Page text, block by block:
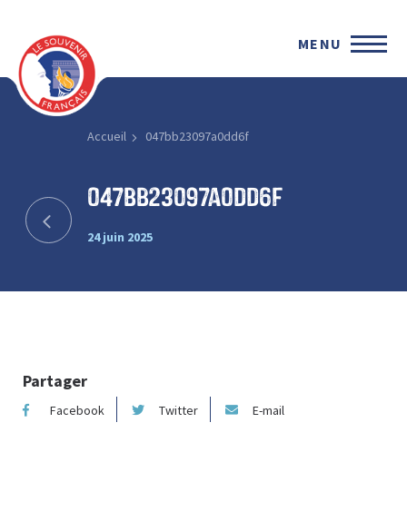
MENU
Accueil 047bb23097a0dd6f
047bb23097a0dd6f
24 juin 2025
Partager
Facebook Twitter E-mail